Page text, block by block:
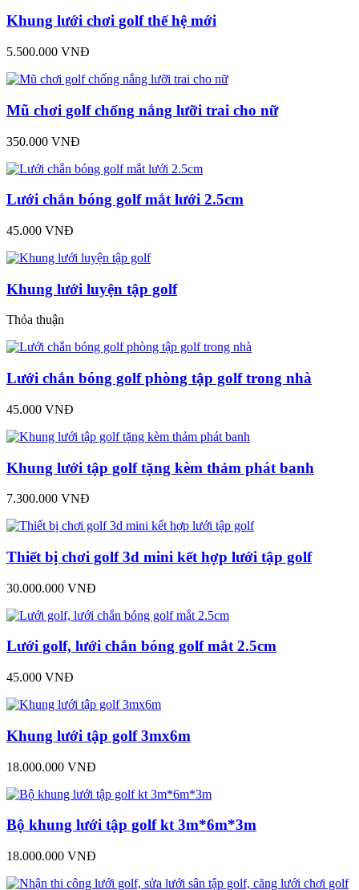
Khung lưới chơi golf thế hệ mới
5.500.000 VNĐ
Mũ chơi golf chống nắng lưỡi trai cho nữ
350.000 VNĐ
Lưới chắn bóng golf mắt lưới 2.5cm
45.000 VNĐ
Khung lưới luyện tập golf
Thỏa thuận
Lưới chắn bóng golf phòng tập golf trong nhà
45.000 VNĐ
Khung lưới tập golf tặng kèm thảm phát banh
7.300.000 VNĐ
Thiết bị chơi golf 3d mini kết hợp lưới tập golf
30.000.000 VNĐ
Lưới golf, lưới chắn bóng golf mắt 2.5cm
45.000 VNĐ
Khung lưới tập golf 3mx6m
18.000.000 VNĐ
Bộ khung lưới tập golf kt 3m*6m*3m
18.000.000 VNĐ